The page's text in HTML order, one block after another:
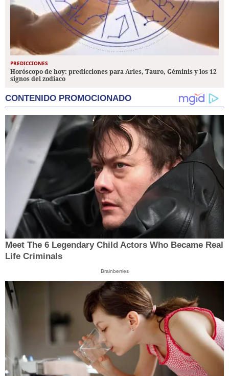
PREDICCIONES
Horóscopo de hoy: predicciones para Aries, Tauro, Géminis y los 12
signos del zodiaco
CONTENIDO PROMOCIONADO
Meet The 6 Legendary Child Actors Who Became Real
Life Criminals
Brainberries